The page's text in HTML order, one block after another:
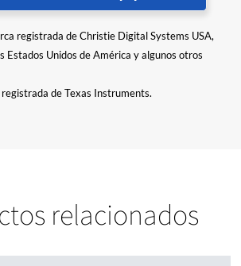
registrada de Christie Digital Systems USA,
Estados Unidos de América y algunos otros
registrada de Texas Instruments.
relacionados